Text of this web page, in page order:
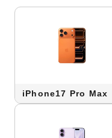
iPhone17 Pro Max